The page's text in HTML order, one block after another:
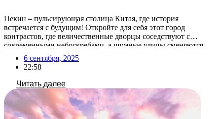
Пекин – пульсирующая столица Китая, где история
встречается с будущим! Откройте для себя этот город
контрастов, где величественные дворцы соседствуют с
современными небоскребами, а шумные улицы сменяются
тихими садами. Готовы исследовать главные сокровища
Пекина? Если вы мечтаете о путешествии в этот
удивительный город, но не знаете с чего начать, мы поможем
вам спланировать идеальный маршрут! […]
6 сентября, 2025
22:58
Читать далее